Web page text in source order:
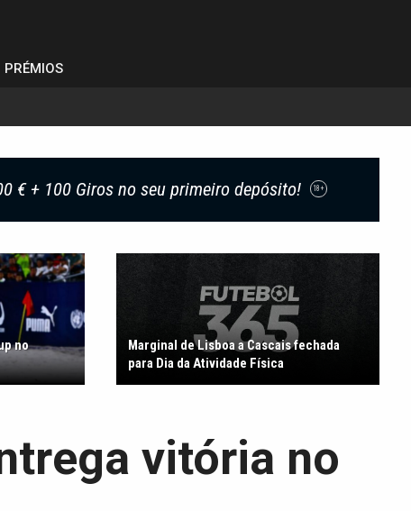
PRÉMIOS
€ + 100 Giros no seu primeiro depósito! 18+
no
Marginal de Lisboa a Cascais fechada
para Dia da Atividade Física
vitória no